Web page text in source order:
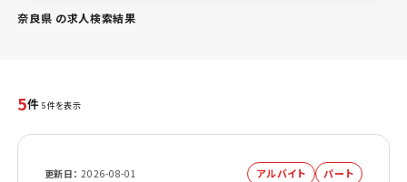
奈良県 の求人検索結果
5件 5件を表示
更新日 2026-08-01 アルバイト パート